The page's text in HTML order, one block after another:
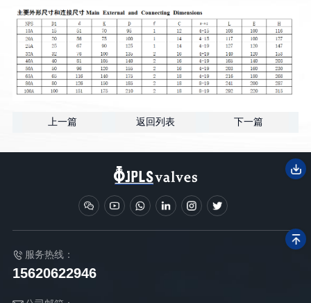
上一篇 返回列表 下一篇
服务热线：
15620622946